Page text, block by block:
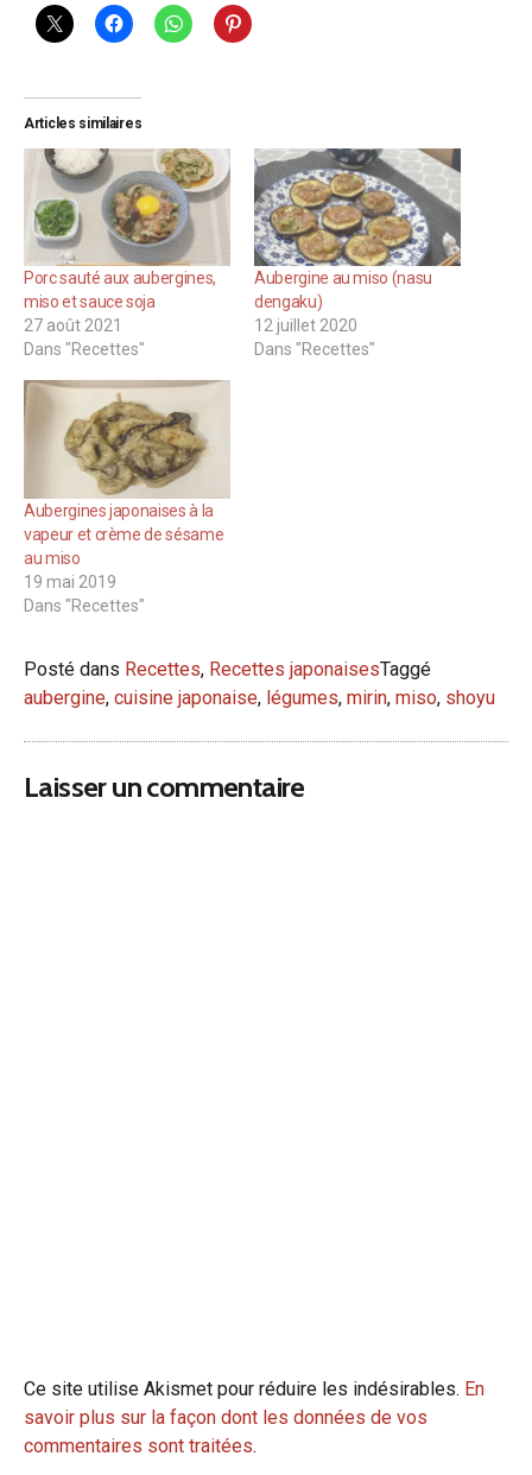
Articles similaires
Porc sauté aux aubergines,
miso et sauce soja
27 août 2021
Dans "Recettes"
Aubergine au miso (nasu
dengaku)
12 juillet 2020
Dans "Recettes"
Aubergines japonaises à la
vapeur et crème de sésame
au miso
19 mai 2019
Dans "Recettes"
Posté dans Recettes, Recettes japonaisesTaggé
aubergine, cuisine japonaise, légumes, mirin, miso, shoyu
Laisser un commentaire
Ce site utilise Akismet pour réduire les indésirables. En
savoir plus sur la façon dont les données de vos
commentaires sont traitées.